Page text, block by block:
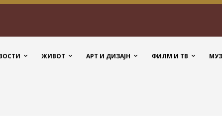
ЖИВОТ АРТ И ДИЗАЈН ФИЛМ И ТВ